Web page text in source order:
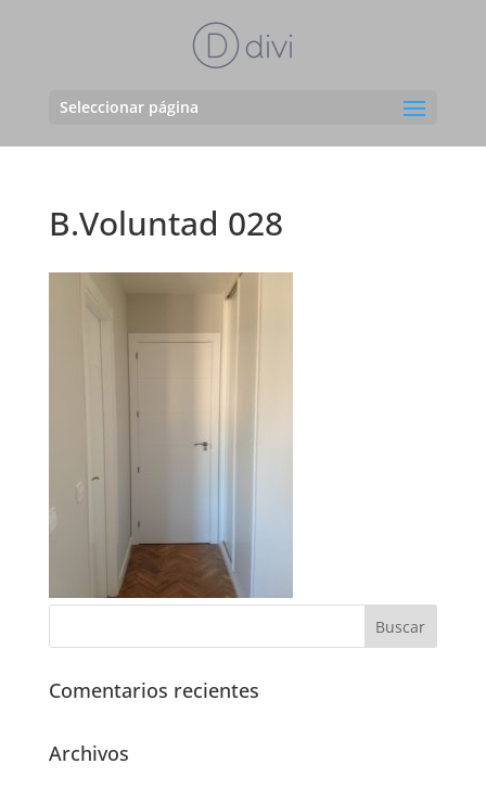
Seleccionar página
B.Voluntad 028
Comentarios recientes
Archivos